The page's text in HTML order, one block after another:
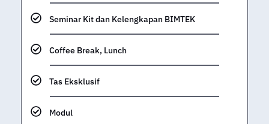
Seminar Kit dan Kelengkapan BIMTEK
Coffee Break, Lunch
Tas Eksklusif
Modul